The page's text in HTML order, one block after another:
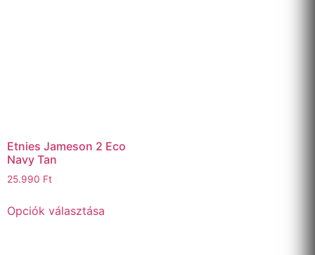
Etnies Jameson 2 Eco
Navy Tan
25.990 Ft
Opciók választása